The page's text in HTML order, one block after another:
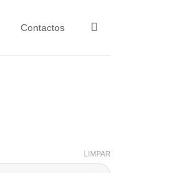
Contactos
LIMPAR